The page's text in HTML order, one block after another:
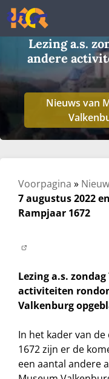
Ga
naar
de
inhoudLezing a.s.
andere
Nieuws van
Voorpagina »
7 augustus 2022
Rampjaar 1672
Lezing a.s.
activiteiten
Valkenburg
In het kader van
1672 zijn er de
een aantal andere